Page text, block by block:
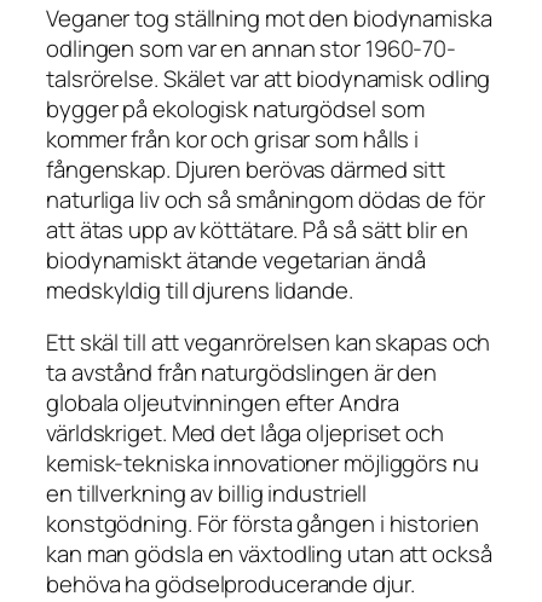
Veganer tog ställning mot den biodynamiska
odlingen som var en annan stor 1960-70-
talsrörelse. Skälet var att biodynamisk odling
bygger på ekologisk naturgödsel som
kommer från kor och grisar som hålls i
fångenskap. Djuren berövas därmed sitt
naturliga liv och så småningom dödas de för
att ätas upp av köttätare. På så sätt blir en
biodynamiskt ätande vegetarian ändå
medskyldig till djurens lidande.
Ett skäl till att veganrörelsen kan skapas och
ta avstånd från naturgödslingen är den
globala oljeutvinningen efter Andra
världskriget. Med det låga oljepriset och
kemisk-tekniska innovationer möjliggörs nu
en tillverkning av billig industriell
konstgödning. För första gången i historien
kan man gödsla en växtodling utan att också
behöva ha gödselproducerande djur.